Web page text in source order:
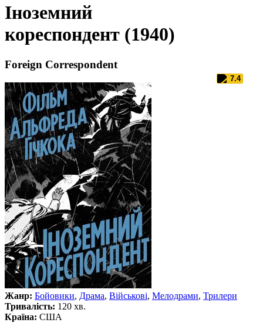
Іноземний
кореспондент (1940)
Foreign Correspondent
7.4
Жанр: Бойовики, Драма, Військові, Мелодрами, Трилери
Тривалість: 120 хв.
Країна: США